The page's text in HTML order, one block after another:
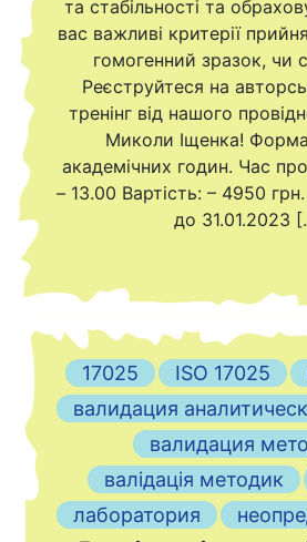
та стабільності та
вас важливі критерії
гомогенний зразок, чи
Реєструйтеся на
тренінг від нашого
Миколи Іщенка!
академічних годин. Час
– 13.00 Вартість: – 4950
до 31.01.2023
17025 ISO 17025
валидация
валидация
валідація методик
лаборатория